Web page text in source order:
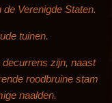
Verenigde Staten.
tuinen.
zijn, naast
roodbruine stam
naalden.